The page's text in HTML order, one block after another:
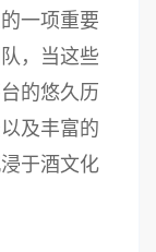
一项重要
，当这些
的悠久历
及丰富的
于酒文化